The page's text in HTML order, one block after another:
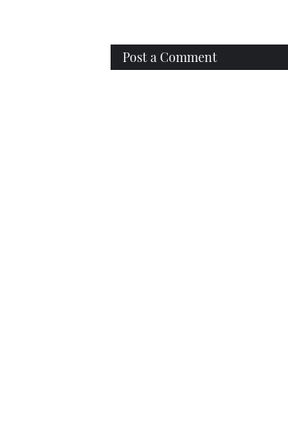
Post a Comment